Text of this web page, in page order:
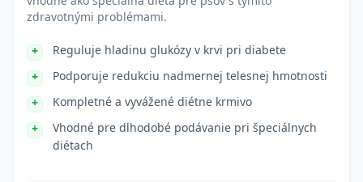
zdravotnými problémami.
Reguluje hladinu glukózy v krvi pri diabete
Podporuje redukciu nadmernej telesnej hmotnosti
Kompletné a vyvážené diétne krmivo
Vhodné pre dlhodobé podávanie pri špeciálnych
diétach